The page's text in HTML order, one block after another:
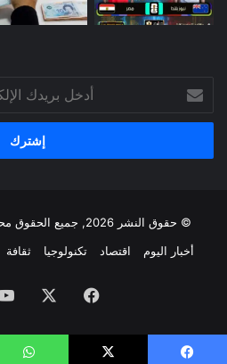
بريدك
الإلكتروني
© حقوق النشر 2026, جميع الحقوق محفوظة |
أخبار اليوم
اقتصاد تكنولوجيا ثقافة
فيسبوك